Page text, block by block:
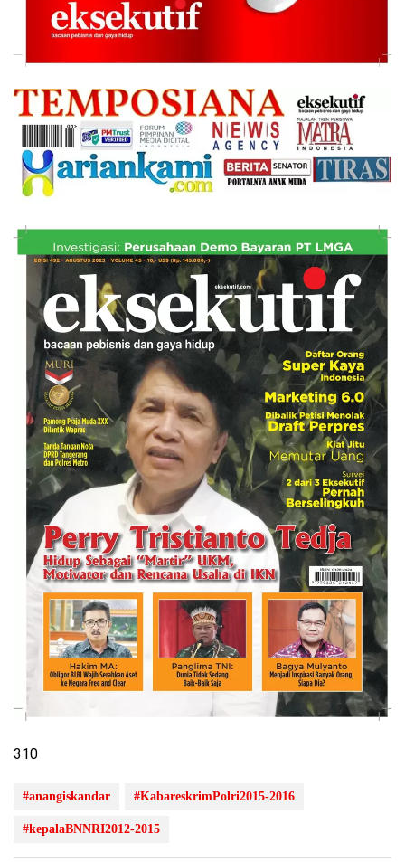
310
#anangiskandar #KabareskrimPolri2015-2016
#kepalaBNNRI2012-2015